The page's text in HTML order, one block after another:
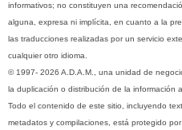
informativos; no constituyen una
alguna, expresa ni implícita, en cuanto a la
las traducciones realizadas por un servicio
cualquier otro idioma.
© 1997- 2026 A.D.A.M., una unidad de
la duplicación o distribución de la información
Todo el contenido de este sitio, incluyendo
metadatos y compilaciones, está protegido